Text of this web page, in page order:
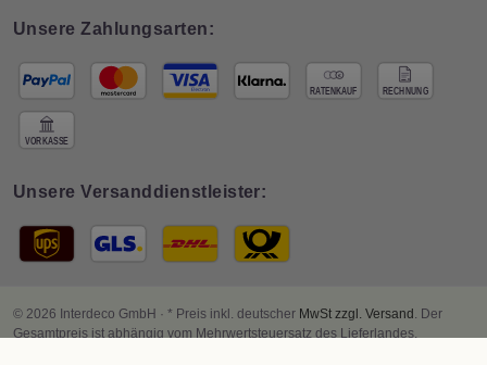
Unsere Zahlungsarten:
Unsere Versanddienstleister:
© 2026 Interdeco GmbH · * Preis inkl. deutscher MwSt zzgl. Versand . Der
Gesamtpreis ist abhängig vom Mehrwertsteuersatz des Lieferlandes.